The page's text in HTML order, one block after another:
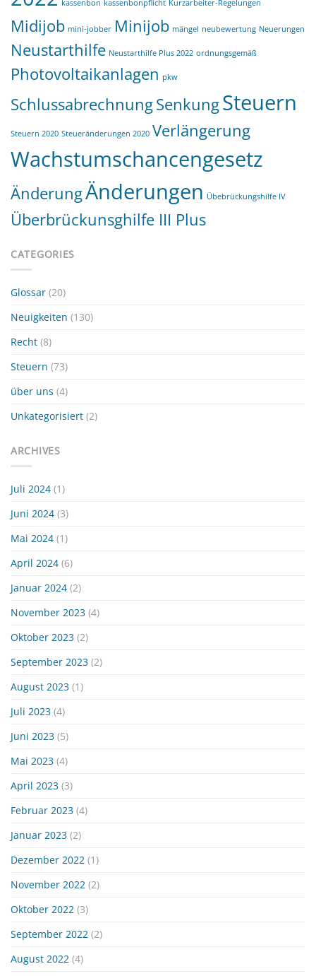
kassenbon kassenbonpflicht Kurzarbeiter-Regelungen
Midijob mini-jobber Minijob mängel neubewertung Neuerungen
Neustarthilfe Neustarthilfe Plus 2022 ordnungsgemäß
Photovoltaikanlagen pkw
SchlussabrechnungSenkungSteuern
Steuern 2020 Steueränderungen 2020 Verlängerung
Wachstumschancengesetz
ÄnderungÄnderungen Übebrückungshilfe IV
Überbrückunsghilfe III Plus
CATEGORIES
Glossar (20)
Neuigkeiten (130)
Recht (8)
Steuern (73)
über uns (4)
Unkategorisiert (2)
ARCHIVES
Juli 2024 (1)
Juni 2024 (3)
Mai 2024 (1)
April 2024 (6)
Januar 2024 (2)
November 2023 (4)
Oktober 2023 (2)
September 2023 (2)
August 2023 (1)
Juli 2023 (4)
Juni 2023 (5)
Mai 2023 (4)
April 2023 (3)
Februar 2023 (4)
Januar 2023 (2)
Dezember 2022 (1)
November 2022 (2)
Oktober 2022 (3)
September 2022 (2)
August 2022 (4)